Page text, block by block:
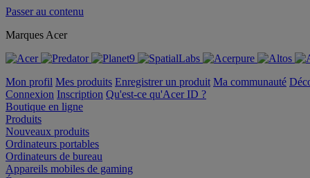
Passer au contenu
Marques Acer
Mon profil Mes produits Enregistrer un produit Ma communauté
Connexion Inscription Qu'est-ce qu'Acer ID ?
Boutique en ligne
Produits
Nouveaux produits
Ordinateurs portables
Ordinateurs de bureau
Appareils mobiles de gaming